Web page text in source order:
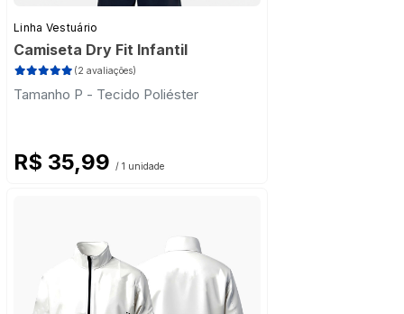
Linha Vestuário
Camiseta Dry Fit Infantil
(2 avaliações)
Tamanho P - Tecido Poliéster
R$ 35,99 / 1 unidade